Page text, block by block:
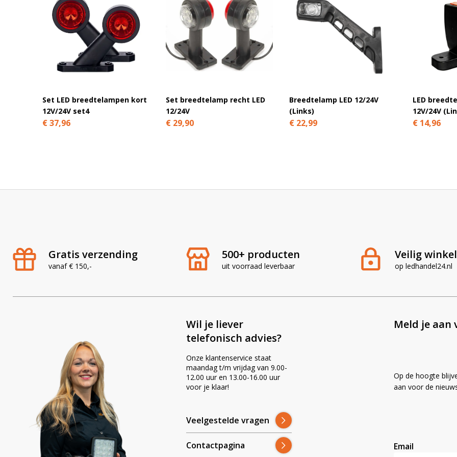
Set LED breedtelampen kort
12V/24V set4
€ 37,96
Set breedtelamp recht LED
12/24V
€ 29,90
Breedtelamp LED 12/24V
(Links)
€ 22,99
LED
12V/24V
€ 14,96
Gratis verzending
vanaf € 150,-
500+ producten
uit voorraad leverbaar
Veilig
op ledhandel24.nl
Wil je liever
telefonisch advies?
Onze klantenservice staat
maandag t/m vrijdag van 9.00-
12.00 uur en 13.00-16.00 uur
voor je klaar!
Veelgestelde vragen
Contactpagina
Meld je aan
Op de hoogte
aan voor de
Email